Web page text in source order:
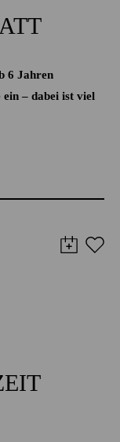
6 Jahren
ein – dabei ist viel